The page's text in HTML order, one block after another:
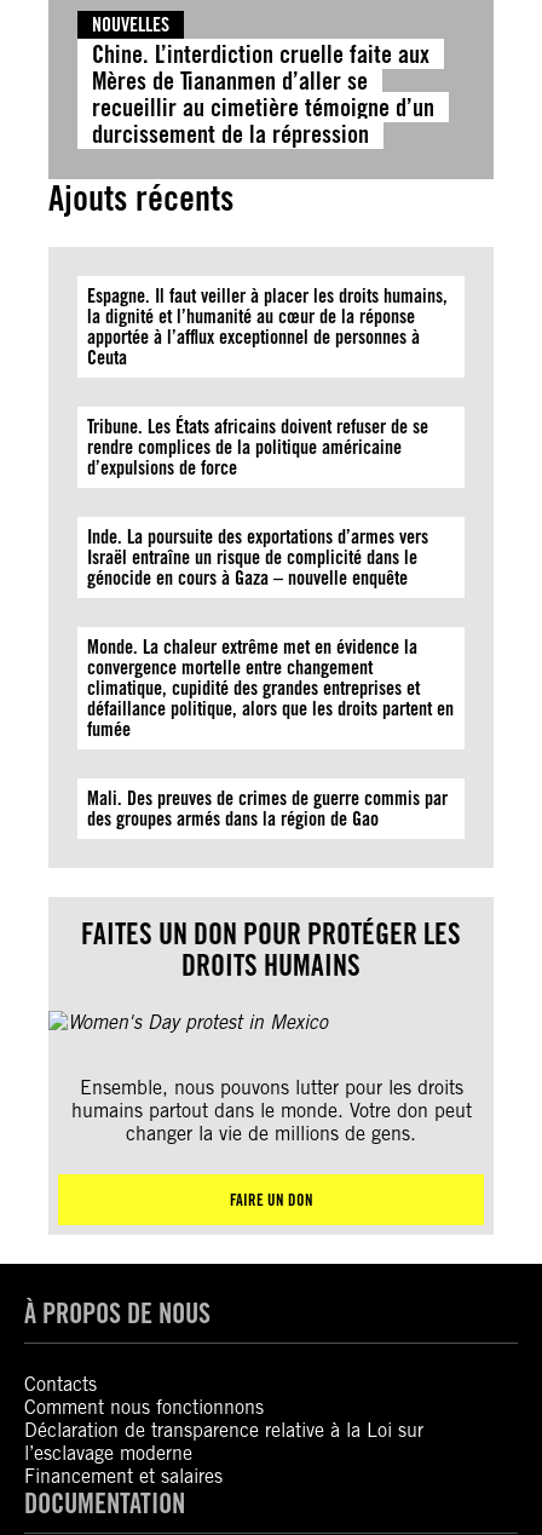
NOUVELLES
Chine. L’interdiction cruelle faite aux
Mères de Tiananmen d’aller se
recueillir au cimetière témoigne d’un
durcissement de la répression
Ajouts récents
Espagne. Il faut veiller à placer les droits humains,
la dignité et l’humanité au cœur de la réponse
apportée à l’afflux exceptionnel de personnes à
Ceuta
Tribune. Les États africains doivent refuser de se
rendre complices de la politique américaine
d’expulsions de force
Inde. La poursuite des exportations d’armes vers
Israël entraîne un risque de complicité dans le
génocide en cours à Gaza – nouvelle enquête
Monde. La chaleur extrême met en évidence la
convergence mortelle entre changement
climatique, cupidité des grandes entreprises et
défaillance politique, alors que les droits partent en
fumée
Mali. Des preuves de crimes de guerre commis par
des groupes armés dans la région de Gao
FAITES UN DON POUR PROTÉGER LES
DROITS HUMAINS
Ensemble, nous pouvons lutter pour les droits
humains partout dans le monde. Votre don peut
changer la vie de millions de gens.
FAIRE UN DON
À PROPOS DE NOUS
Contacts
Comment nous fonctionnons
Déclaration de transparence relative à la Loi sur
l’esclavage moderne
Financement et salaires
DOCUMENTATION